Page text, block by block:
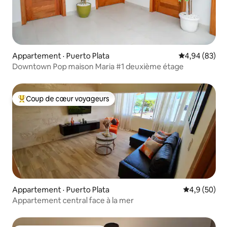
Appartement · Puerto Plata Note
4,94 (83)
Downtown Pop maison Maria #1 deuxième étage
Coup de cœur voyageurs parmi les plus aimés
Coup de cœur voyageurs
Appartement · Puerto Plata Note
4,9 (50)
Appartement central face à la mer